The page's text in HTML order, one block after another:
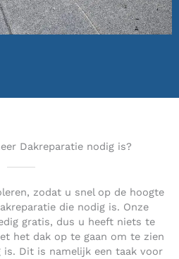
Dakreparatie nodig is?
zodat u snel op de hoogte
die nodig is. Onze
gratis, dus u heeft niets te
het dak op te gaan om te zien
is. Dit is namelijk een taak voor